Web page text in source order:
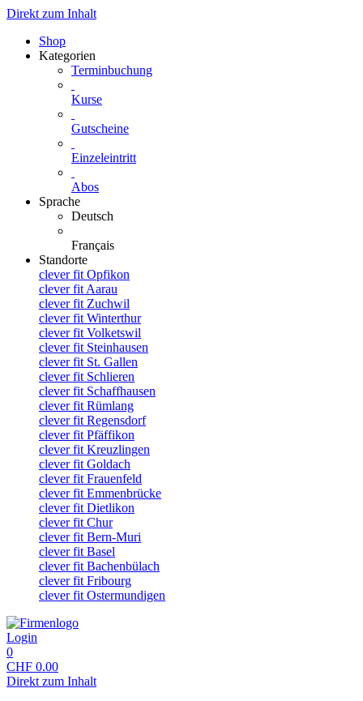
Direkt zum Inhalt
Shop
Kategorien
Terminbuchung
Kurse
Gutscheine
Einzeleintritt
Abos
Sprache
Deutsch
Français
Standorte
clever fit Opfikon
clever fit Aarau
clever fit Zuchwil
clever fit Winterthur
clever fit Volketswil
clever fit Steinhausen
clever fit St. Gallen
clever fit Schlieren
clever fit Schaffhausen
clever fit Rümlang
clever fit Regensdorf
clever fit Pfäffikon
clever fit Kreuzlingen
clever fit Goldach
clever fit Frauenfeld
clever fit Emmenbrücke
clever fit Dietlikon
clever fit Chur
clever fit Bern-Muri
clever fit Basel
clever fit Bachenbülach
clever fit Fribourg
clever fit Ostermundigen
Login
0
CHF 0.00
Direkt zum Inhalt